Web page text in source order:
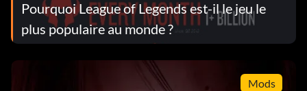
Pourquoi League of Legends est-il le jeu le
plus populaire au monde ?
Mods